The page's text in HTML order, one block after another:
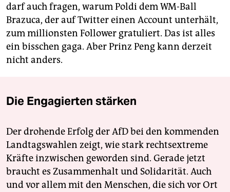
darf auch fragen, warum Poldi dem WM-Ball
Brazuca, der auf Twitter einen Account unterhält,
zum millionsten Follower gratuliert. Das ist alles
ein bisschen gaga. Aber Prinz Peng kann derzeit
nicht anders.
Die Engagierten stärken
Der drohende Erfolg der AfD bei den kommenden
Landtagswahlen zeigt, wie stark rechtsextreme
Kräfte inzwischen geworden sind. Gerade jetzt
braucht es Zusammenhalt und Solidarität. Auch
und vor allem mit den Menschen, die sich vor Ort